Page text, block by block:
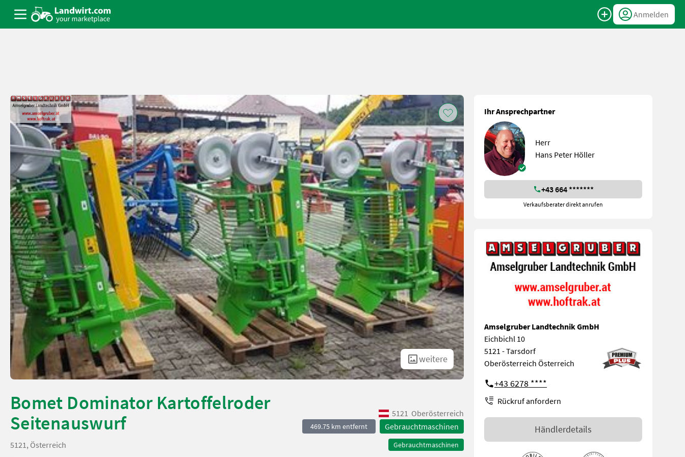
Anmelden
weitere
Bomet Dominator Kartoffelroder
Seitenauswurf
5121 Oberösterreich
469.75 km entfernt Gebrauchtmaschinen
Gebrauchtmaschinen
5121, Österreich
Ihr Ansprechpartner
Herr
Hans Peter Höller
+43 664 *******
Verkaufsberater direkt anrufen
Amselgruber Landtechnik GmbH
Eichbichl 10
5121 - Tarsdorf
Oberösterreich Österreich
+43 6278 ****
Rückruf anfordern
Händlerdetails